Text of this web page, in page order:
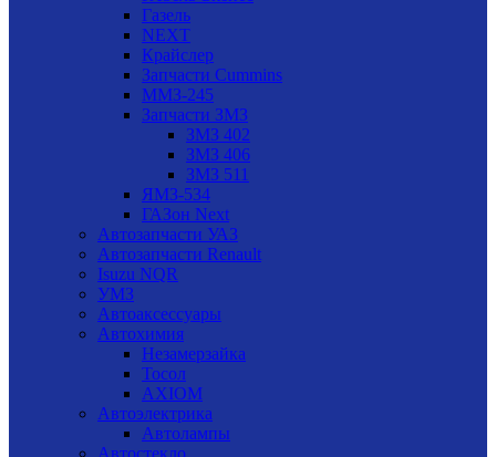
Газель
NEXT
Крайслер
Запчасти Cummins
ММЗ-245
Запчасти ЗМЗ
ЗМЗ 402
ЗМЗ 406
ЗМЗ 511
ЯМЗ-534
ГАЗон Next
Автозапчасти УАЗ
Автозапчасти Renault
Isuzu NQR
УМЗ
Автоаксессуары
Автохимия
Незамерзайка
Тосол
AXIOM
Автоэлектрика
Автолампы
Автостекло